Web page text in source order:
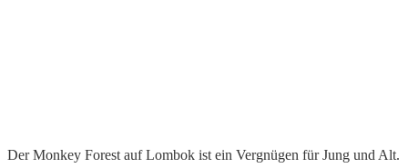
Der Monkey Forest auf Lombok ist ein Vergnügen für Jung und Alt.